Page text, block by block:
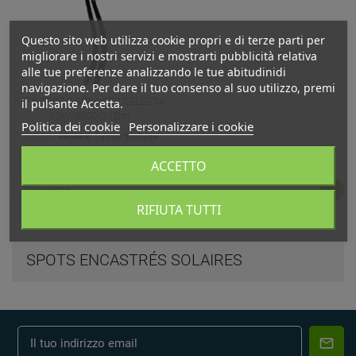
SPOTS ENCASTRÉS SOLAIRES
KIT 6 SPOTS SOLAIRES CELESTA
32,93 € 38,74 €Tasse incluse
Rilevanza  1
Questo sito web utilizza cookie propri e di terze parti per
migliorare i nostri servizi e mostrarti pubblicità relativa
alle tue preferenze analizzando le tue abitudinidi
navigazione. Per dare il tuo consenso al suo utilizzo, premi
il pulsante Accetta.
Politica dei cookie Personalizzare i cookie
RIFIUTA TUTTI
ACCETTO